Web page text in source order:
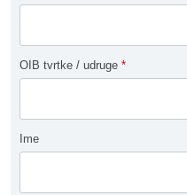
OIB tvrtke / udruge *
Ime